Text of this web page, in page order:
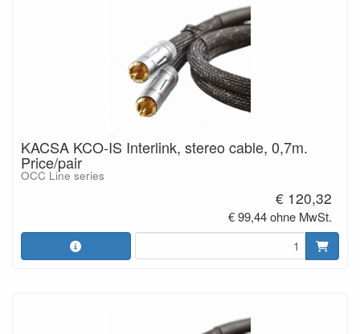
KACSA KCO-IS Interlink, stereo cable, 0,7m.
Price/pair
OCC Line series
€ 120,32
€ 99,44 ohne MwSt.